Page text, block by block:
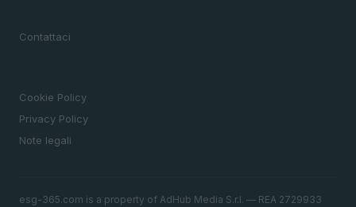
Contattaci
Cookie Policy
Privacy Policy
Note legali
esg-365.com is a property of AdHub Media S.r.l. — REA 2729933